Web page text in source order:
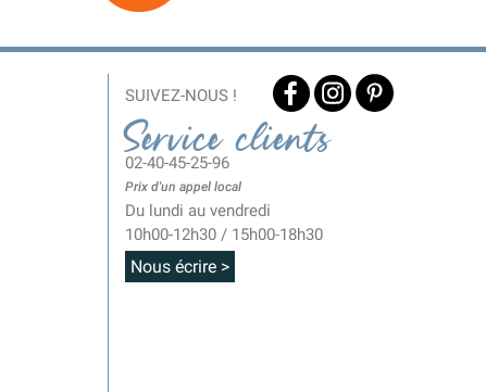
SUIVEZ-NOUS !
Service clients
02-40-45-25-96
Prix d'un appel local
Du lundi au vendredi
10h00-12h30 / 15h00-18h30
Nous écrire >